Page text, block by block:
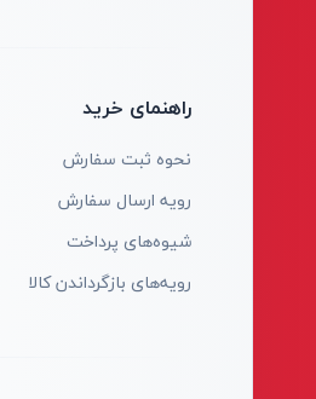
راهنمای خرید
نحوه ثبت سفارش
رویه ارسال سفارش
شیوه‌های پرداخت
رویه‌های بازگرداندن کالا